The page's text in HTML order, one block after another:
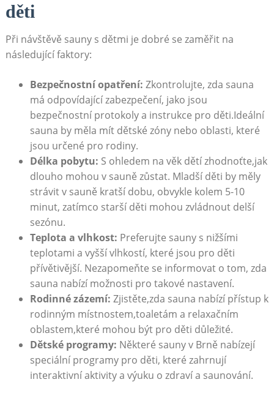
děti
Při návštěvě sauny s dětmi je dobré se zaměřit na‌
následující faktory:
Bezpečnostní‌ opatření: Zkontrolujte, zda sauna
má odpovídající zabezpečení, jako jsou
bezpečnostní protokoly ⁤a instrukce pro děti.Ideální
sauna⁣ by měla mít ⁢dětské zóny nebo oblasti, které
jsou určené pro rodiny.
Délka pobytu: S ohledem na věk dětí zhodnoťte,jak
dlouho mohou v sauně ⁢zůstat. Mladší děti by⁢ měly
strávit v sauně kratší dobu, obvykle⁤ kolem 5-10
minut, zatímco starší děti mohou zvládnout delší
sezónu.
Teplota a vlhkost: Preferujte sauny s ​nižšími
teplotami ⁢a​ vyšší vlhkostí, které⁢ jsou pro ‍děti
přívětivější. Nezapomeňte se informovat o tom, zda
sauna nabízí možnosti ‌pro takové nastavení.
Rodinné zázemí: Zjistěte,zda sauna nabízí přístup k
rodinným místnostem,toaletám ​a relaxačním
oblastem,které ​mohou být pro děti důležité.
Dětské programy: Některé sauny⁢ v Brně nabízejí
speciální programy pro děti, které ⁣zahrnují‍
interaktivní⁤ aktivity a výuku o zdraví a saunování.